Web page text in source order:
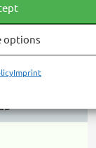
options
Imprint
et de la
évoluant en